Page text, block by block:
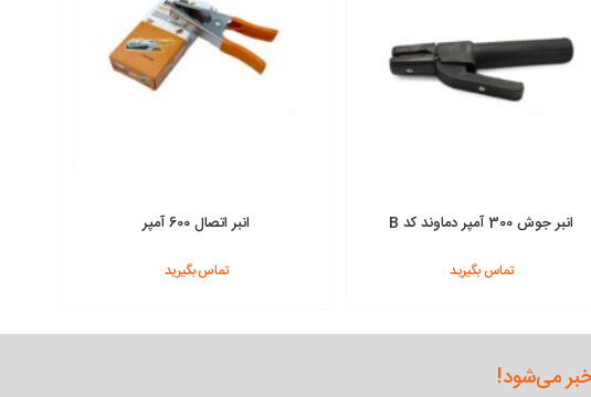
انبر جوش 300 آمپر دماوند کد B
تماس بگیرید
افزودن به سبد
انبر اتصال 600 آمپر
تماس بگیرید
افزودن به سبد
می‌شود!